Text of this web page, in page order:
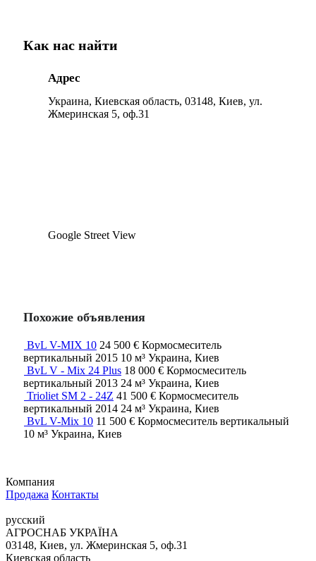
Как нас найти
Адрес
Украина, Киевская область, 03148, Киев, ул.
Жмеринская 5, оф.31
Google Street View
Похожие объявления
BvL V-MIX 10 24 500 € Кормосмеситель
вертикальный 2015 10 м³ Украина, Киев
BvL V - Mix 24 Plus 18 000 € Кормосмеситель
вертикальный 2013 24 м³ Украина, Киев
Trioliet SM 2 - 24Z 41 500 € Кормосмеситель
вертикальный 2014 24 м³ Украина, Киев
BvL V-Mix 10 11 500 € Кормосмеситель вертикальный
10 м³ Украина, Киев
Компания
Продажа Контакты
русский
АГРОСНАБ УКРАЇНА
03148, Киев, ул. Жмеринская 5, оф.31
Киевская область